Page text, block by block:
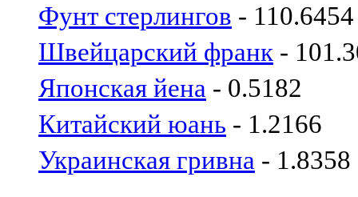
Фунт стерлингов - 110.6454
Швейцарский франк -
Японская йена - 0.5182
Китайский юань - 1.2166
Украинская гривна - 1.8358